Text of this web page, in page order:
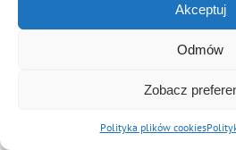
Akceptuj
Odmów
Zobacz
Polityka plików cookies